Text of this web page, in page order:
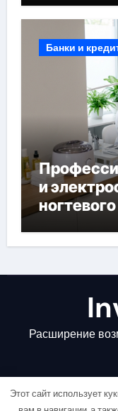
Банки и
и
Расширение
Этот сайт использует